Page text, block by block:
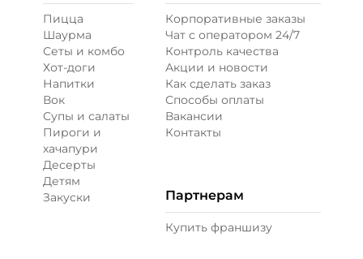
19 ₽
+ Лук карамелизированный (10
29 ₽
+ Лук красный (10 г)/10 г
Пицца
Шаурма
Сеты и комбо
Хот-доги
Напитки
Вок
Супы и салаты
Пироги и
хачапури
Десерты
Детям
Закуски
Корпоративные заказы
Чат с оператором 24/7
Контроль качества
Акции и новости
Как сделать заказ
Способы оплаты
Вакансии
Контакты
Партнерам
Купить франшизу